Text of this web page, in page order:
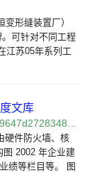
形缝装置厂）
可针对不同工程
江苏05年系列工
文库
硬件防火墙、核
图 2002 年企业建
绩等栏目等。 图